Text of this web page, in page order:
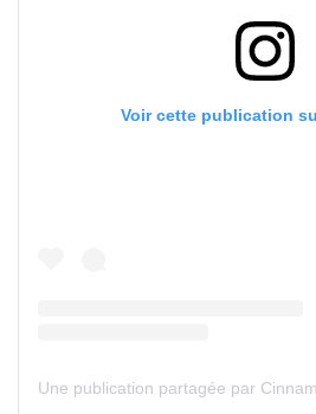
Voir cette publication